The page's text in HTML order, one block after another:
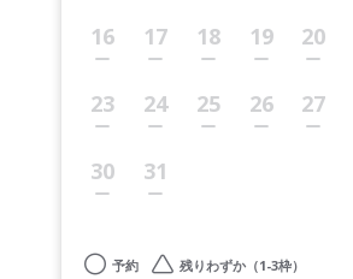
16 17 18 19 20
23 24 25 26 27
30 31
予約
残りわずか（1-3枠）